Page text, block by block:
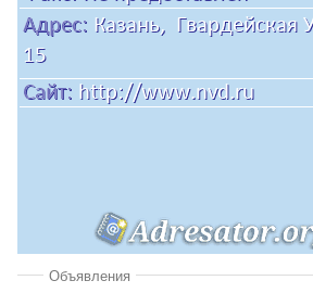
Объявления